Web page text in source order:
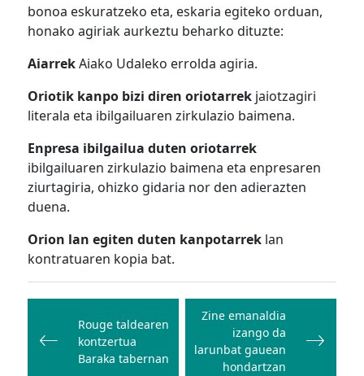
bonoa eskuratzeko eta, eskaria egiteko orduan,
honako agiriak aurkeztu beharko dituzte:
AiarrekAiako Udaleko errolda agiria.
Oriotik kanpo bizi diren oriotarrek jaiotzagiri
literala eta ibilgailuaren zirkulazio baimena.
Enpresa ibilgailua duten oriotarrek
ibilgailuaren zirkulazio baimena eta enpresaren
ziurtagiria, ohizko gidaria nor den adierazten
duena.
Orion lan egiten duten kanpotarrek lan
kontratuaren kopia bat.
Bidalketetan
zehar
nabigatu
Rouge taldearen
kontzertua
Baraka tabernan
Zine emanaldia
izango da
larunbat gauean
hondartzan